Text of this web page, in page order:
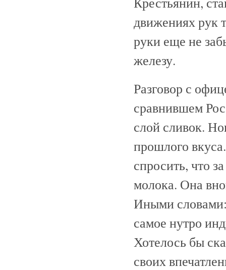
движениях рук
руки еще не
железу.
Разговор с
сравнившем
слой сливок.
прошлого
спросить, что
молока. Она
Иными
самое нутро
Хотелось бы
своих